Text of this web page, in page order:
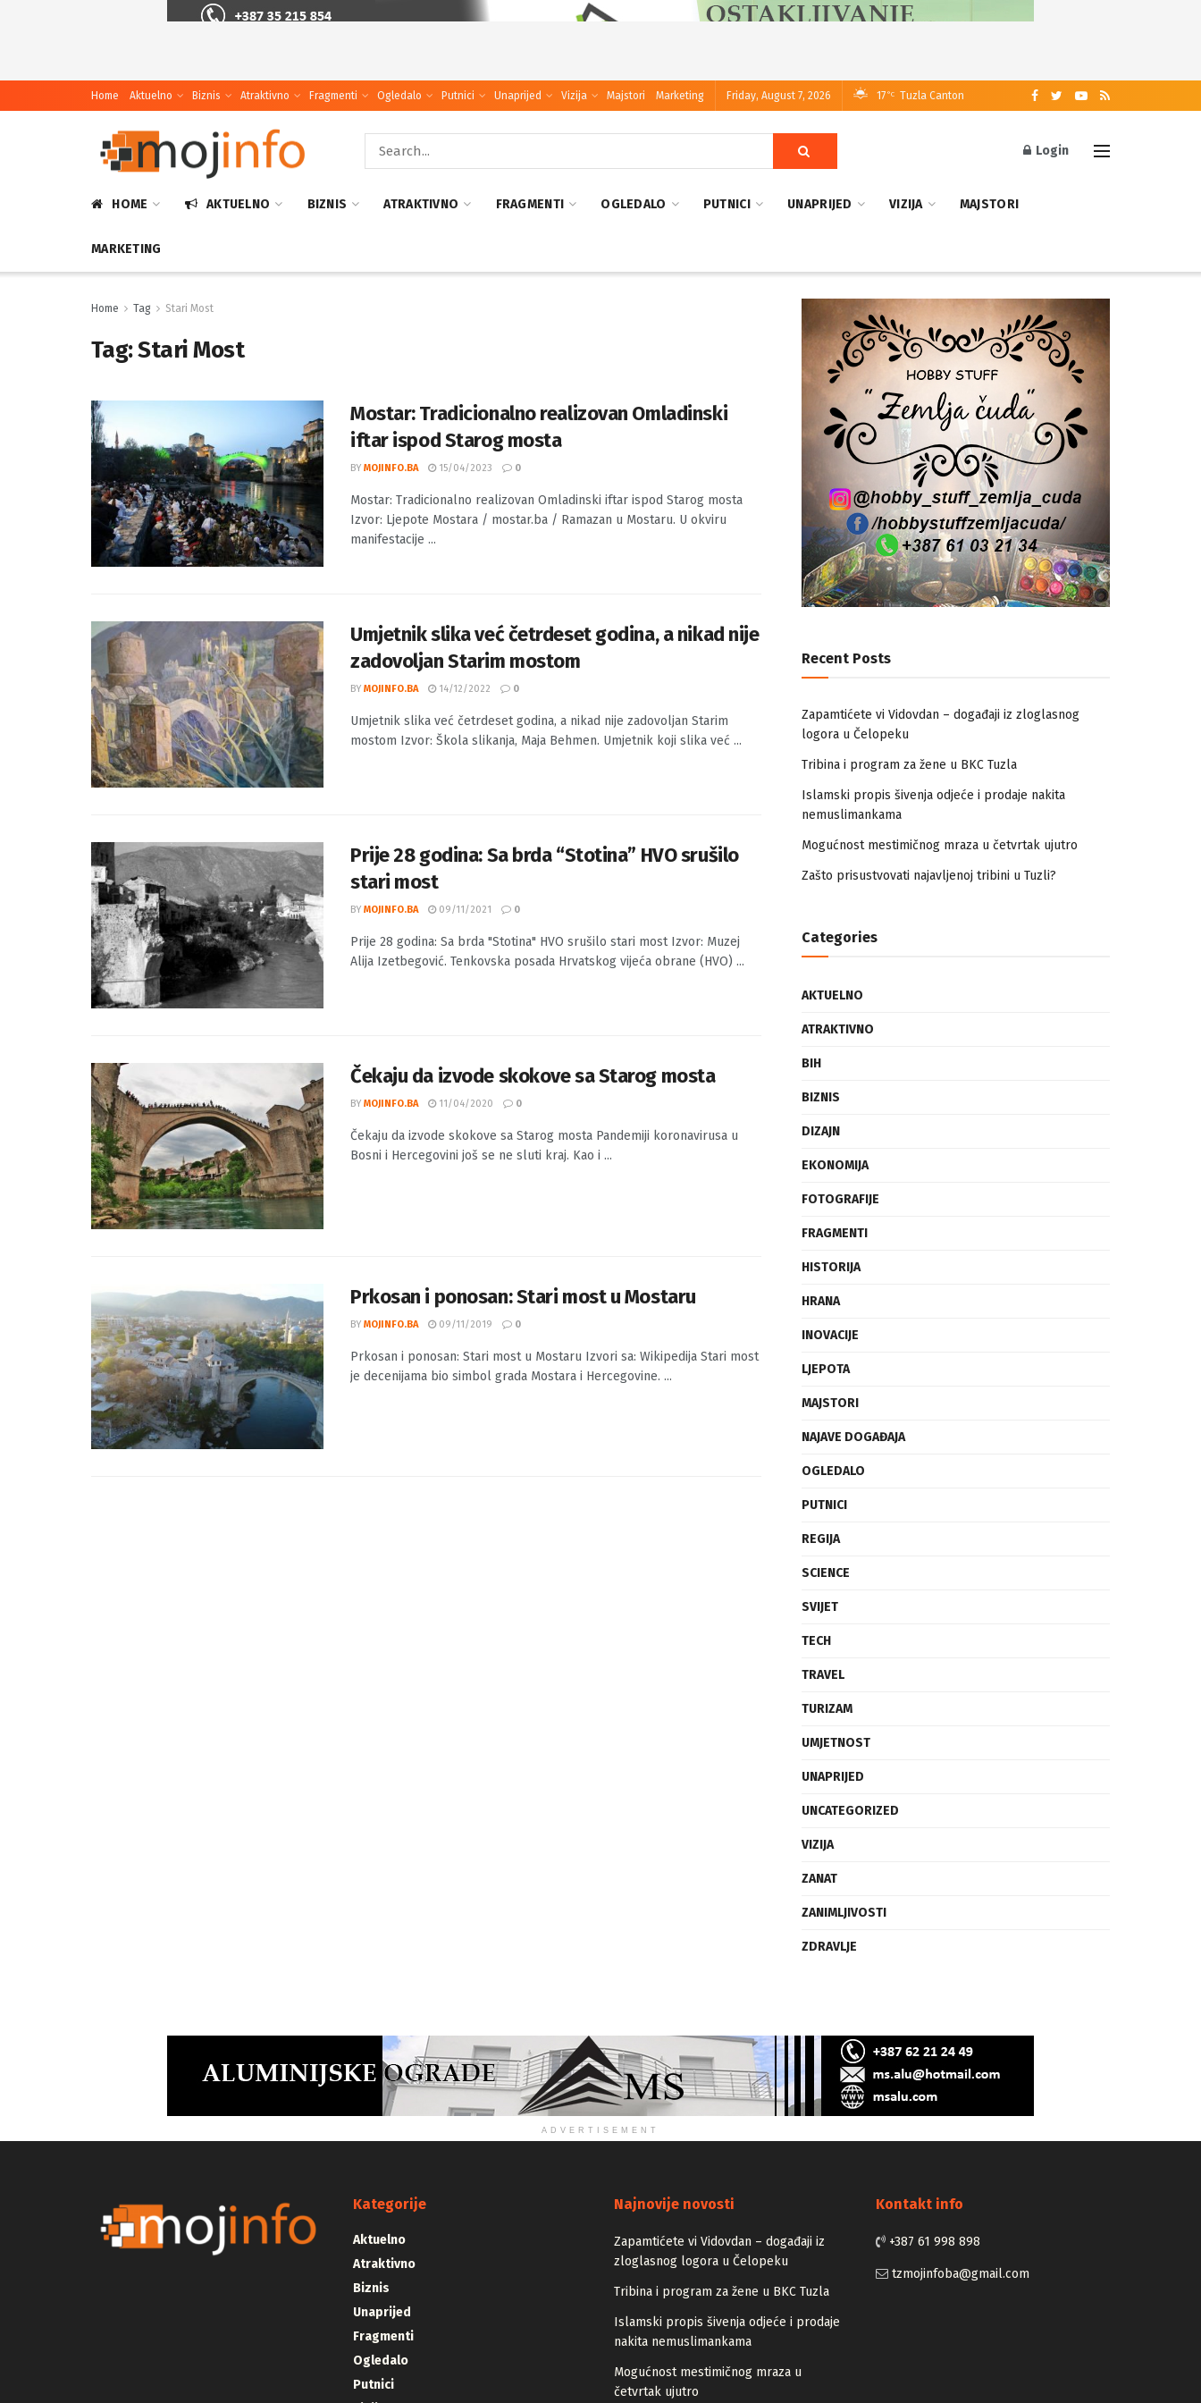
Home Aktuelno Biznis Atraktivno Fragmenti Ogledalo Putnici Unaprijed Vizija Majstori Marketing Friday, August 7, 2026 17 °C Tuzla Canton
Login
HOME AKTUELNO BIZNIS ATRAKTIVNO FRAGMENTI OGLEDALO PUTNICI UNAPRIJED VIZIJA MAJSTORI
MARKETING
Home Tag Stari Most
Tag:Stari Most
Mostar: Tradicionalno realizovan Omladinski
iftar ispod Starog mosta
BY MOJINFO.BA 15/04/2023 0
Mostar: Tradicionalno realizovan Omladinski iftar ispod Starog mosta
Izvor: Ljepote Mostara / mostar.ba / Ramazan u Mostaru. U okviru
manifestacije ...
Umjetnik slika već četrdeset godina, a nikad nije
zadovoljan Starim mostom
BY MOJINFO.BA 14/12/2022 0
Umjetnik slika već četrdeset godina, a nikad nije zadovoljan Starim
mostom Izvor: Škola slikanja, Maja Behmen. Umjetnik koji slika već ...
Prije 28 godina: Sa brda “Stotina” HVO srušilo
stari most
BY MOJINFO.BA 09/11/2021 0
Prije 28 godina: Sa brda "Stotina" HVO srušilo stari most Izvor: Muzej
Alija Izetbegović. Tenkovska posada Hrvatskog vijeća obrane (HVO) ...
Čekaju da izvode skokove sa Starog mosta
BY MOJINFO.BA 11/04/2020 0
Čekaju da izvode skokove sa Starog mosta Pandemiji koronavirusa u
Bosni i Hercegovini još se ne sluti kraj. Kao i ...
Prkosan i ponosan: Stari most u Mostaru
BY MOJINFO.BA 09/11/2019 0
Prkosan i ponosan: Stari most u Mostaru Izvori sa: Wikipedija Stari most
je decenijama bio simbol grada Mostara i Hercegovine. ...
Recent Posts
Zapamtićete vi Vidovdan – događaji iz zloglasnog
logora u Čelopeku
Tribina i program za žene u BKC Tuzla
Islamski propis šivenja odjeće i prodaje nakita
nemuslimankama
Mogućnost mestimičnog mraza u četvrtak ujutro
Zašto prisustvovati najavljenoj tribini u Tuzli?
Categories
AKTUELNO
ATRAKTIVNO
BIH
BIZNIS
DIZAJN
EKONOMIJA
FOTOGRAFIJE
FRAGMENTI
HISTORIJA
HRANA
INOVACIJE
LJEPOTA
MAJSTORI
NAJAVE DOGAĐAJA
OGLEDALO
PUTNICI
REGIJA
SCIENCE
SVIJET
TECH
TRAVEL
TURIZAM
UMJETNOST
UNAPRIJED
UNCATEGORIZED
VIZIJA
ZANAT
ZANIMLJIVOSTI
ZDRAVLJE
ADVERTISEMENT
Kategorije
Aktuelno
Atraktivno
Biznis
Unaprijed
Fragmenti
Ogledalo
Putnici
Najnovije novosti
Zapamtićete vi Vidovdan – događaji iz
zloglasnog logora u Čelopeku
Tribina i program za žene u BKC Tuzla
Islamski propis šivenja odjeće i prodaje
nakita nemuslimankama
Mogućnost mestimičnog mraza u
četvrtak ujutro
Kontakt info
+387 61 998 898
tzmojinfoba@gmail.com